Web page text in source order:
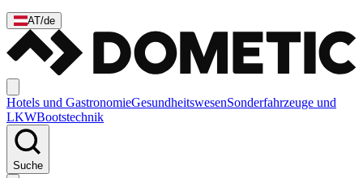
AT/de
Hotels und GastronomieGesundheitswesenSonderfahrzeuge und
LKWBootstechnik
Suche